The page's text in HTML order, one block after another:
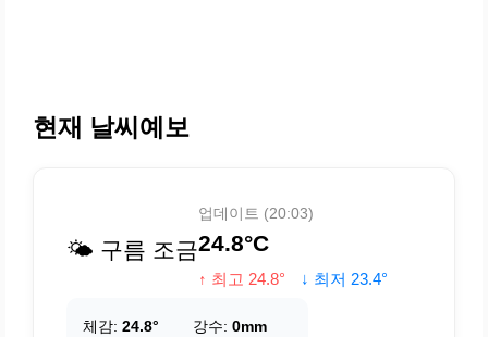
현재 날씨예보
🌤️ 구름 조금
업데이트 (20:03)
24.8°C
↑ 최고 24.8° ↓ 최저 23.4°
체감: 24.8° 강수: 0mm